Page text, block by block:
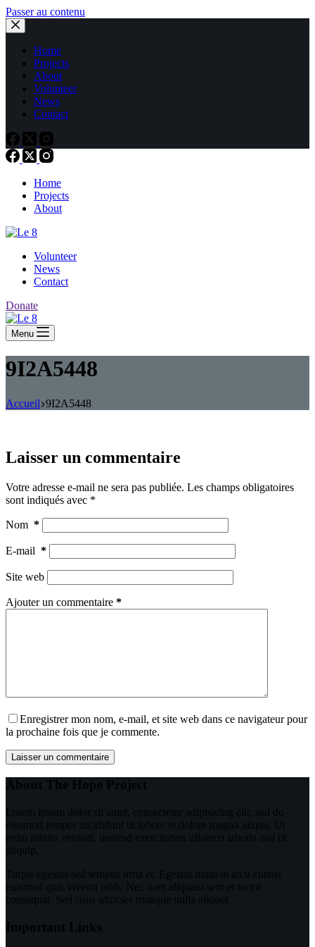
Passer au contenu
Home
Projects
About
Volunteer
News
Contact
Home
Projects
About
Volunteer
News
Contact
Donate
Menu
9I2A5448
Accueil 9I2A5448
Laisser un commentaire
Votre adresse e-mail ne sera pas publiée. Les champs obligatoires
sont indiqués avec *
Nom *
E-mail *
Site web
Ajouter un commentaire *
Enregistrer mon nom, e-mail, et site web dans ce navigateur pour
la prochaine fois que je commente.
Laisser un commentaire
About The Hope Project
Lorem ipsum dolor sit amet, consectetur adipisicing elit, sed do
eiusmod tempor incididunt ut labore et dolore magna aliqua. Ut
enim minim veniam, nostrud exercitation ullamco laboris nisi ut
aliquip.
Turpis egestas sed tempus urna et. Egestas diam in arcu cursus
euismod quis viverra nibh. Nec nam aliquam sem et tortor
consequat. Sed risus ultricies tristique nulla aliquet.
Important Links